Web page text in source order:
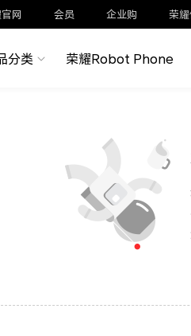
网 会员 企业购 荣
分类 荣耀Robot Phone